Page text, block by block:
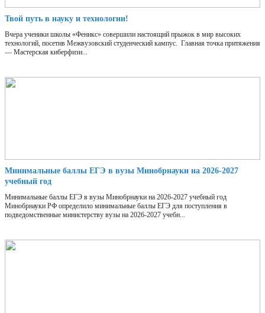
Твой путь в науку и технологии!
Вчера ученики школы «Феникс» совершили настоящий прыжок в мир высоких
технологий, посетив Межвузовский студенческий кампус. Главная точка притяжения
— Мастерская киберфизи...
Минимальные баллы ЕГЭ в вузы Минобрнауки на 2026-2027
учебный год
Минимальные баллы ЕГЭ в вузы Минобрнауки на 2026-2027 учебный год
Минобрнауки РФ определило минимальные баллы ЕГЭ для поступления в
подведомственные министерству вузы на 2026-2027 учебн...